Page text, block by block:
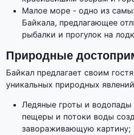
Малое море - одно из
Байкала, предлагающее
рыбалки и прогулок на
Природные
Байкал предлагает своим
уникальных природных
Ледяные гроты и
пещеры и потоки воды
завораживающую картину;